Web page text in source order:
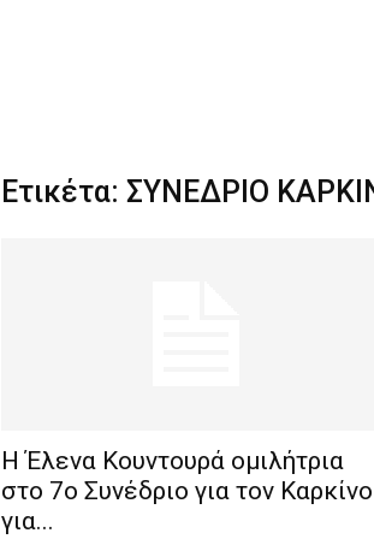
Ετικέτα: ΣΥΝΕΔΡΙΟ
Η Έλενα Κουντουρά ομιλήτρια
στο 7ο Συνέδριο για τον Καρκίνο
για...